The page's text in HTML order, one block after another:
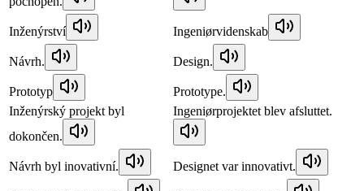
Inženýrství Ingeniørvidenskab
Návrh. Design.
Prototyp
Prototype.
Inženýrský projekt byl
dokončen.
Ingeniørprojektet blev afsluttet.
Návrh byl inovativní. Designet var innovativt.